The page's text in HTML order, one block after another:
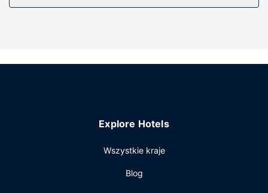
Udogodnienia w obiekcie
do internetu, obsługa portierska i sklepy z pamiątkami i
obiekcie takim jak hotel. Możesz też zostać w pokoju i
lub pójść po przekąskę do kawiarni. Ożywcze napoje
bary/salony klubowe. Śniadanie w formie bufetu jest
Explore Hotels
Wszystkie kraje
Blog